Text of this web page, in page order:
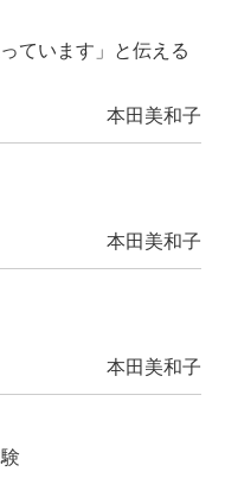
ています」と伝える
本田美和子
本田美和子
本田美和子